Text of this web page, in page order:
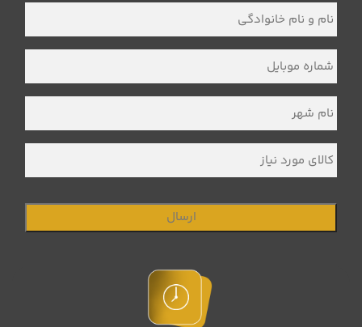
نام
و
نام
شماره
موبایل *
نام
شهر *
کالای
مورد
نیاز